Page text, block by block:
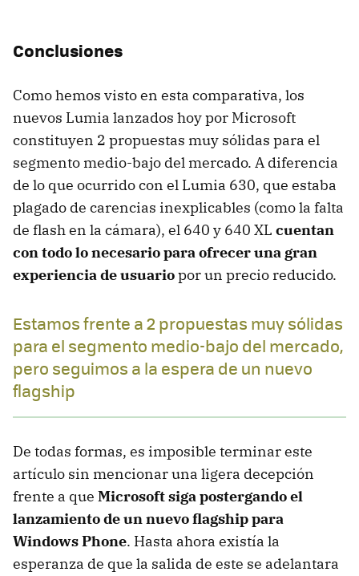
Conclusiones
Como hemos visto en esta comparativa, los
nuevos Lumia lanzados hoy por Microsoft
constituyen 2 propuestas muy sólidas para el
segmento medio-bajo del mercado. A diferencia
de lo que ocurrido con el Lumia 630, que estaba
plagado de carencias inexplicables (como la falta
de flash en la cámara), el 640 y 640 XL cuentan
con todo lo necesario para ofrecer una gran
experiencia de usuariopor un precio reducido.
Estamos frente a 2 propuestas muy sólidas
para el segmento medio-bajo del mercado,
pero seguimos a la espera de un nuevo
flagship
De todas formas, es imposible terminar este
artículo sin mencionar una ligera decepción
frente a que Microsoft siga postergando el
lanzamiento de un nuevo flagship para
Windows Phone. Hasta ahora existía la
esperanza de que la salida de este se adelantara